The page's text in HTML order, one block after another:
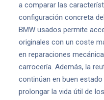
a comparar las
configuración concreta
BMW usados permite
originales con un coste
en reparaciones
carrocería. Además, la
continúan en buen
prolongar la vida útil de